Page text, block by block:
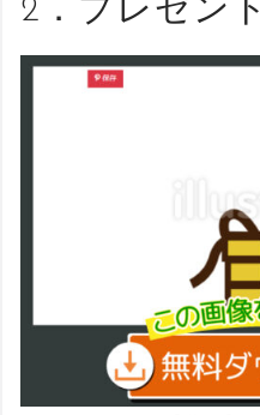
2．プレゼント